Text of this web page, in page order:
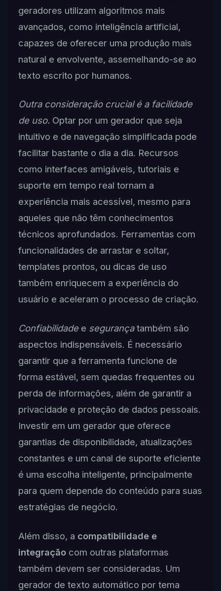
geradores utilizam algoritmos mais
avançados, como inteligência artificial,
capazes de oferecer uma produção mais
natural e envolvente, assemelhando-se ao
texto escrito por humanos.
Outra consideração crucial é a facilidade
de uso. Optar por um gerador que seja
intuitivo e de navegação simplificada pode
facilitar bastante o dia a dia. Recursos
como interfaces amigáveis, tutoriais e
suporte em tempo real tornam a
experiência mais acessível, mesmo para
aqueles que não têm conhecimentos
técnicos aprofundados. Ferramentas com
funcionalidades de arrastar e soltar,
templates prontos, ou dicas de uso
também enriquecem a experiência do
usuário e aceleram o processo de criação.
Confiabilidadee segurançatambém são
aspectos indispensáveis. É necessário
garantir que a ferramenta funcione de
forma estável, sem quedas frequentes ou
perda de informações, além de garantir a
privacidade e proteção de dados pessoais.
Investir em um gerador que oferece
garantias de disponibilidade, atualizações
constantes e um canal de suporte eficiente
é uma escolha inteligente, principalmente
para quem depende do conteúdo para suas
estratégias de negócio.
Além disso, a compatibilidade e
integraçãocom outras plataformas
também devem ser consideradas. Um
gerador de texto automático por tema